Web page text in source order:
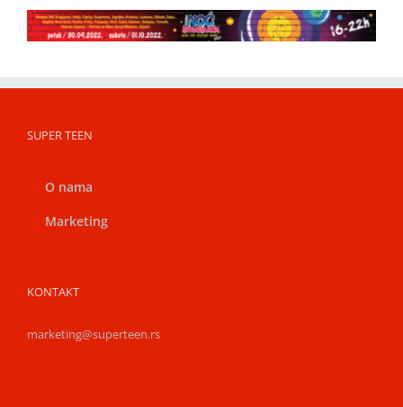
SUPER TEEN
O nama
Marketing
KONTAKT
marketing@superteen.rs